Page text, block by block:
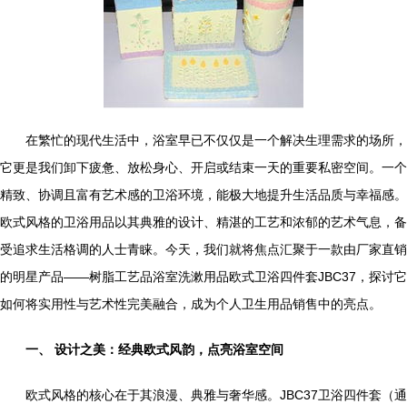
在繁忙的现代生活中，浴室早已不仅仅是一个解决生理需求的场所，
它更是我们卸下疲惫、放松身心、开启或结束一天的重要私密空间。一个
精致、协调且富有艺术感的卫浴环境，能极大地提升生活品质与幸福感。
欧式风格的卫浴用品以其典雅的设计、精湛的工艺和浓郁的艺术气息，备
受追求生活格调的人士青睐。今天，我们就将焦点汇聚于一款由厂家直销
的明星产品——树脂工艺品浴室洗漱用品欧式卫浴四件套JBC37，探讨它
如何将实用性与艺术性完美融合，成为个人卫生用品销售中的亮点。
一、 设计之美：经典欧式风韵，点亮浴室空间
欧式风格的核心在于其浪漫、典雅与奢华感。JBC37卫浴四件套（通